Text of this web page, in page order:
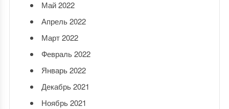
Май 2022
Апрель 2022
Март 2022
Февраль 2022
Январь 2022
Декабрь 2021
Ноябрь 2021